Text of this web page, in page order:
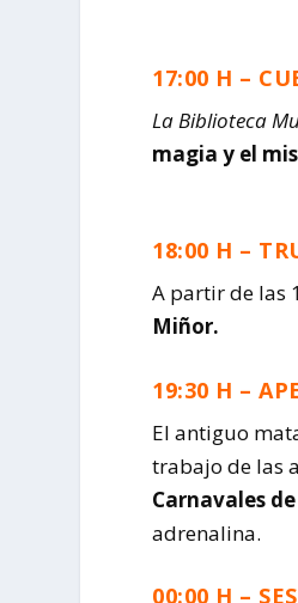
17:00 H –
La Biblioteca
magia y el
18:00 H –
A partir de las
Miñor.
19:30 H –
El antiguo
trabajo de las
Carnavales
adrenalina.
00:00 H –